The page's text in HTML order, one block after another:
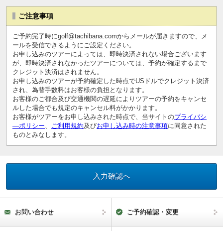
ご注意事項
ご予約完了時にgolf@tachibana.comからメールが届きますので、メ
ールを受信できるようにご設定ください。
お申し込みのツアーによっては、即時決済されない場合ございます
が、即時決済されなかったツアーについては、予約が確定するまで
クレジット決済はされません。
お申し込みのツアーが予約確定した時点でUSドルでクレジット決済
され、為替手数料はお客様の負担となります。
お客様のご都合及び交通機関の遅延によりツアーの予約をキャンセ
ルした場合でも規定のキャンセル料がかかります。
お客様がツアーをお申し込みされた時点で、当サイトのプライバシ
―ポリシー
ご利用規約及びお申し込み時の注意事項に同意された
ものとみなします。
お問い合わせ ご予約確認・変更